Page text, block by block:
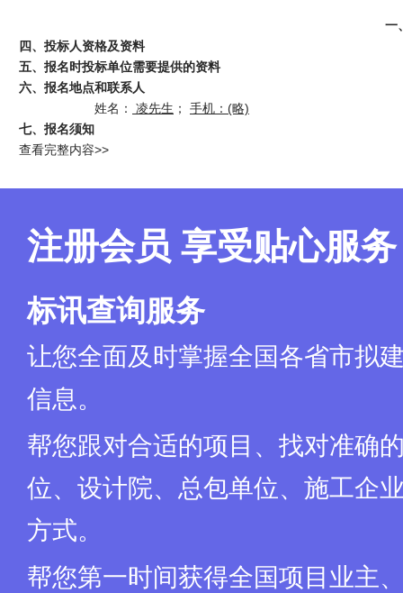
一
四、投标人资格及资料
五、报名时投标单位需要提供的资料
六、报名地点和联系人
姓名：
凌先生 ； 手机： (略)
七、报名须知
查看完整内容>>
注册会员 享受贴心服务
标讯查询服务
让您全面及时掌握全国各省市拟
信息。
帮您跟对合适的项目、找对准确
位、设计院、总包单位、施工企
方式。
帮您第一时间获得全国项目业主